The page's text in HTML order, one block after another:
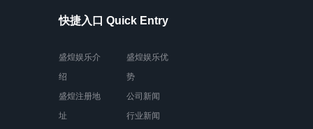
快捷入口 Quick Entry
盛煌娱乐介
绍
盛煌注册地
址
盛煌娱乐优
势
公司新闻
行业新闻